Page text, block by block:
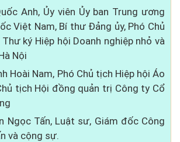
Anh, Ủy viên Ủy ban Trung ương
Việt Nam, Bí thư Đảng ủy, Phó Chủ
ký Hiệp hội Doanh nghiệp nhỏ và
Nội
Hoài Nam, Phó Chủ tịch Hiệp hội Áo
tịch Hội đồng quản trị Công ty Cổ
Ngọc Tấn, Luật sư, Giám đốc Công
và cộng sự.